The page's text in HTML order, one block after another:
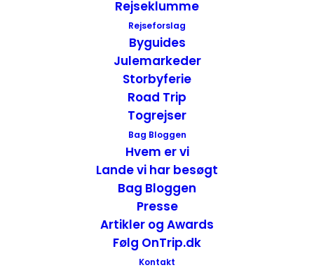
Rejseklumme
Rejseforslag
Byguides
Julemarkeder
Storbyferie
Road Trip
Togrejser
Bag Bloggen
Hvem er vi
Lande vi har besøgt
Bag Bloggen
Presse
Artikler og Awards
Følg OnTrip.dk
Kontakt
Acadia National Park den eneste nationalpark i
New England – Maine, USA
USA - Nationalparker, USA,USA - Øst